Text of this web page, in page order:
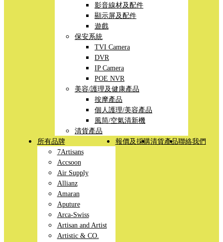
影音線材及配件
顯示屏及配件
遊戲
保安系統
TVI Camera
DVR
IP Camera
POE NVR
美容/護理及健康產品
按摩產品
個人護理/美容產品
風筒/空氣清新機
清貨產品
所有品牌
7Artisans
Accsoon
Air Supply
Allianz
Amaran
Aputure
Arca-Swiss
Artisan and Artist
Artistic & CO.
報價及採購清貨產品聯絡我們